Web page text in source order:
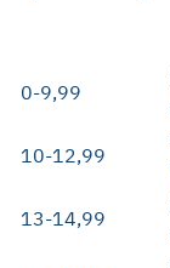
0-9,99
10-12,99
13-14,99